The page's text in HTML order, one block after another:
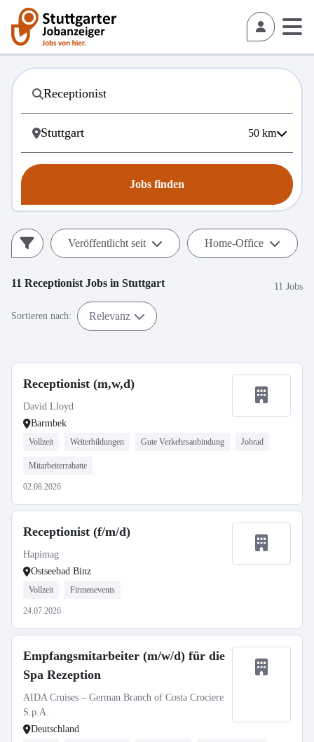
50 km
Jobs finden
Veröffentlicht seit Home-Office
11 Receptionist Jobs in Stuttgart 11 Jobs
Sortieren nach: Relevanz
Receptionist (m,w,d)
David Lloyd
Barmbek
Vollzeit Weiterbildungen Gute Verkehrsanbindung Jobrad
Mitarbeiterrabatte
02.08.2026
Receptionist (f/m/d)
Hapimag
Ostseebad Binz
Vollzeit Firmenevents
24.07.2026
Empfangsmitarbeiter (m/w/d) für die
Spa Rezeption
AIDA Cruises – German Branch of Costa Crociere
S.p.A.
Deutschland